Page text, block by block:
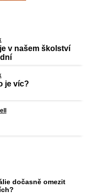
v našem školství
je víc?
dočasně omezit